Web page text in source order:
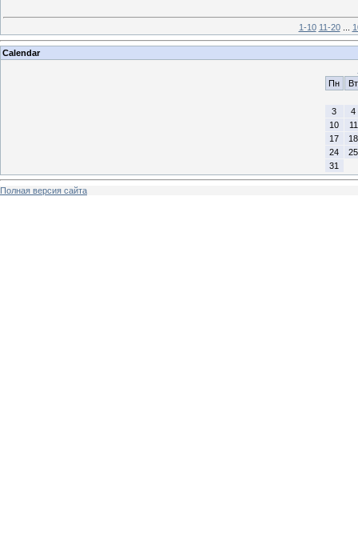
1-10 11-20
Calendar
Пн
Вт
3
4
10
11
17
18
24
25
31
Полная версия сайта